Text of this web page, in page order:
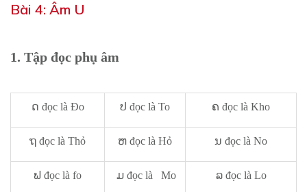
Bài 4: Âm U
1. Tập đọc phụ âm
ດ đọc là Đo ປ đọc là To ຄ đọc là Kho
ຖ đọc là Thỏ ຫ đọc là Hỏ ນ đọc là No
ຟ đọc là fo ມ đọc là Mo ລ đọc là Lo